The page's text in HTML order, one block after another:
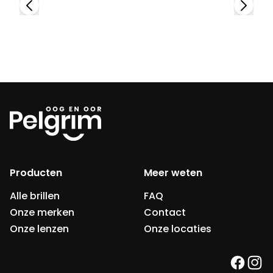
Producten
Alle brillen
Onze merken
Onze lenzen
Meer weten
FAQ
Contact
Onze locaties